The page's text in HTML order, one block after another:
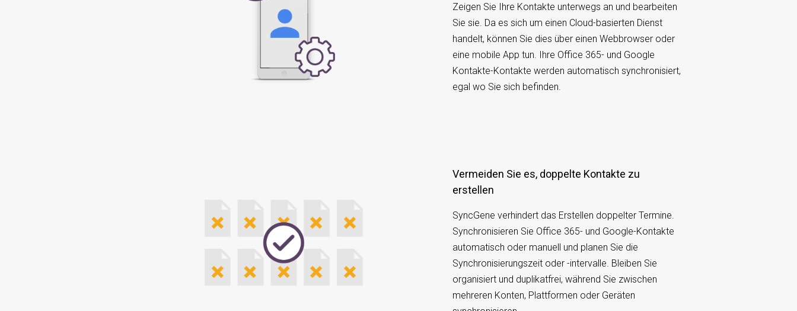
Zeigen Sie Ihre Kontakte unterwegs an und bearbeiten
Sie sie. Da es sich um einen Cloud-basierten Dienst
handelt, können Sie dies über einen Webbrowser oder
eine mobile App tun. Ihre Office 365- und Google
Kontakte-Kontakte werden automatisch synchronisiert,
egal wo Sie sich befinden.
Vermeiden Sie es, doppelte Kontakte zu
erstellen
SyncGene verhindert das Erstellen doppelter Termine.
Synchronisieren Sie Office 365- und Google-Kontakte
automatisch oder manuell und planen Sie die
Synchronisierungszeit oder -intervalle. Bleiben Sie
organisiert und duplikatfrei, während Sie zwischen
mehreren Konten, Plattformen oder Geräten